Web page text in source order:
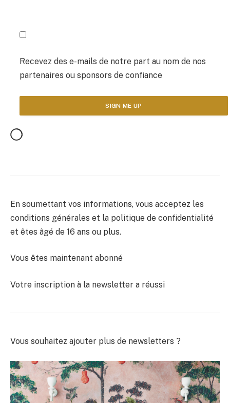
Recevez des e-mails de notre part au nom de nos
partenaires ou sponsors de confiance
En soumettant vos informations, vous acceptez les
conditions générales et la politique de confidentialité
et êtes âgé de 16 ans ou plus.
Vous êtes maintenant abonné
Votre inscription à la newsletter a réussi
Vous souhaitez ajouter plus de newsletters ?